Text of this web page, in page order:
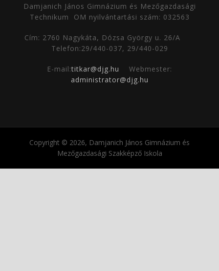
Damjanich János Gimnázium és Mezőgazdasági
Technikum
OM nyilvántartási szám: 032563
Cím: 2760 Nagykáta, Dózsa György u. 26/A
Telefon:29/440-037, 29/440-029
E-mail:titkar@djg.hu
Webmester:
administrator@djg.hu
Copyright © 2026, Damjanich János Gimnázium és
Mezőgazdasági Szakképző Iskola